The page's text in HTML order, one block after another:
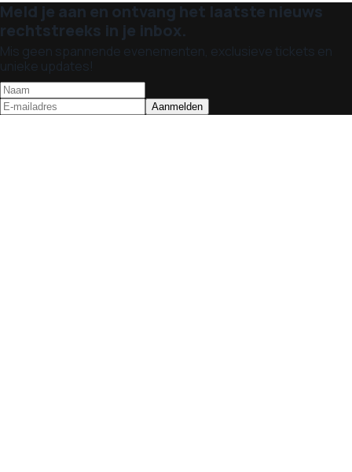
Meld je aan en ontvang het laatste nieuws
rechtstreeks in je inbox.
Mis geen spannende evenementen, exclusieve tickets en
unieke updates!